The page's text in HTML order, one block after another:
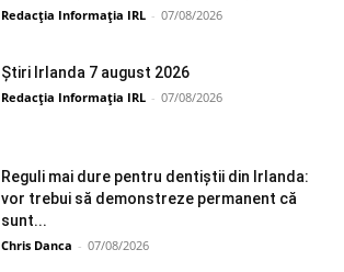
Redacția Informația IRL - 07/08/2026
Știri Irlanda 7 august 2026
Redacția Informația IRL - 07/08/2026
Reguli mai dure pentru dentiștii din Irlanda:
vor trebui să demonstreze permanent că
sunt...
Chris Danca - 07/08/2026